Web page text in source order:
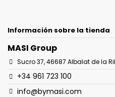
Información sobre la tienda
MASI Group
Sucro 37, 46687 Albalat de la
+34 961 723 100
info@bymasi.com